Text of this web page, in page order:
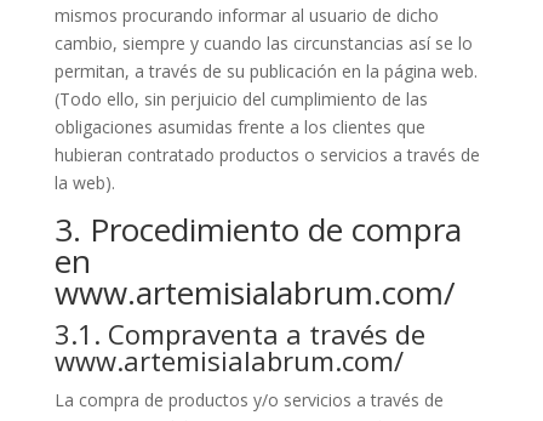
mismos procurando informar al usuario de dicho
cambio, siempre y cuando las circunstancias así se lo
permitan, a través de su publicación en la página web.
(Todo ello, sin perjuicio del cumplimiento de las
obligaciones asumidas frente a los clientes que
hubieran contratado productos o servicios a través de
la web).
3. Procedimiento de compra
en
www.artemisialabrum.com/
3.1. Compraventa a través de
www.artemisialabrum.com/
La compra de productos y/o servicios a través de